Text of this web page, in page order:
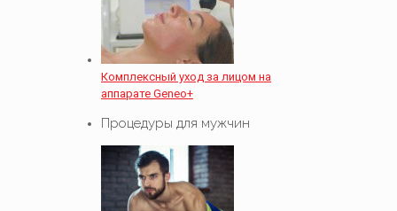
Комплексный уход за лицом на
аппарате Geneo+
Процедуры для мужчин